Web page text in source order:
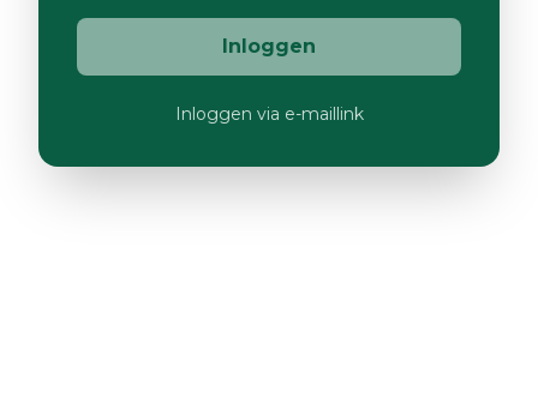
Inloggen
Inloggen via e-maillink